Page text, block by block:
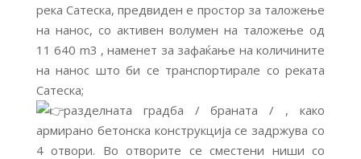
река Сатеска, предвиден е простор за таложење
на нанос, со активен волумен на таложење од
11 640 m3 , наменет за зафаќање на количините
на нанос што би се транспортирале со реката
Сатеска;
разделната градба / браната / , како
армирано бетонска конструкција се задржува со
4 отвори. Во отворите се сместени ниши со